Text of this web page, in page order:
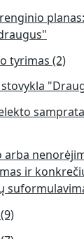
tyrimas (2)
arba
ir